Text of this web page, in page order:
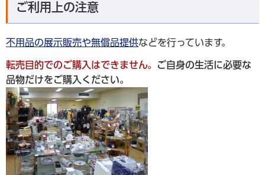
ご利用上の注意
不用品の展示販売や無償品提供などを行っています。
転売目的でのご購入はできません。
ご自身の生活に必要な
品物だけをご購入ください。